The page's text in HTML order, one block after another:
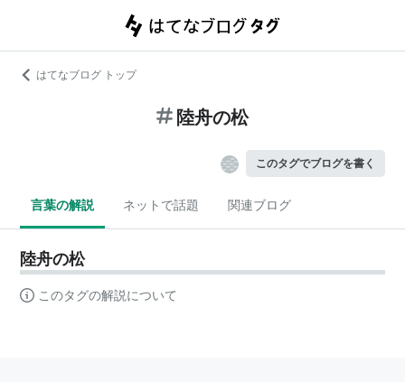
はてなブログ トップ
陸舟の松
このタグでブログを書く
言葉の解説 ネットで話題 関連ブログ
陸舟の松
このタグの解説について